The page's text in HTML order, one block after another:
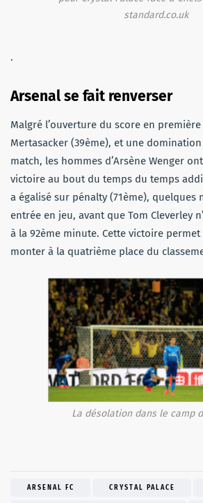
standard.co.uk
.
Arsenal se fait renverser
Malgré l’ouverture du score en
Mertasacker (39ème), et une
match, les hommes d’Arsène Wenger
victoire au bout du temps du temps
a égalisé sur pénalty (71ème), quelques
entrée en jeu, avant que Tom Cleverley
à la 92ème minute. Cette victoire
monter à la quatrième place du
La désolation dans le camp
ARSENAL FC CRYSTAL PALACE